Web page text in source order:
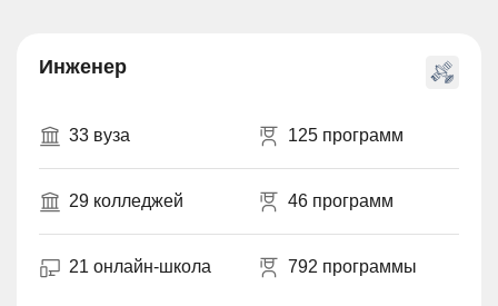
Инженер
33 вуза 125 программ
29 колледжей 46 программ
21 онлайн-школа 792 программы